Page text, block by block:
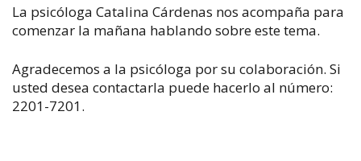
La psicóloga Catalina Cárdenas nos acompaña para
comenzar la mañana hablando sobre este tema.
Agradecemos a la psicóloga por su colaboración. Si
usted desea contactarla puede hacerlo al número:
2201-7201.